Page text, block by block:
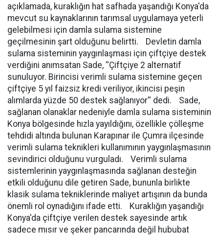
açıklamada, kuraklığın hat safhada yaşandığı Konya'da
mevcut su kaynaklarının tarımsal uygulamaya yeterli
gelebilmesi için damla sulama sistemine
geçilmesinin şart olduğunu belirtti. Devletin damla
sulama sisteminin yaygınlaşması için çiftçiye destek
verdiğini anımsatan Sade, ''Çiftçiye 2 alternatif
sunuluyor. Birincisi verimli sulama sistemine geçen
çiftçiye 5 yıl faizsiz kredi veriliyor, ikincisi peşin
alımlarda yüzde 50 destek sağlanıyor'' dedi. Sade,
sağlanan olanaklar nedeniyle damla sulama sisteminin
Konya bölgesinde hızla yayıldığını, özellikle çölleşme
tehdidi altında bulunan Karapınar ile Çumra ilçesinde
verimli sulama teknikleri kullanımının yaygınlaşmasının
sevindirici olduğunu vurguladı. Verimli sulama
sistemlerinin yaygınlaşmasında sağlanan desteğin
etkili olduğunu dile getiren Sade, bununla birlikte
klasik sulama tekniklerinde maliyet artışının da bunda
önemli rol oynadığını ifade etti. Kuraklığın yaşandığı
Konya'da çiftçiye verilen destek sayesinde artık
sadece mısır ve şeker pancarında değil hububat